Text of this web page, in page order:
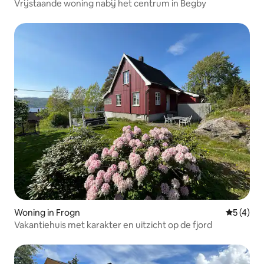
Vrijstaande woning nabij het centrum in Begby
Woning in Frogn
5 (4)
Vakantiehuis met karakter en uitzicht op de fjord